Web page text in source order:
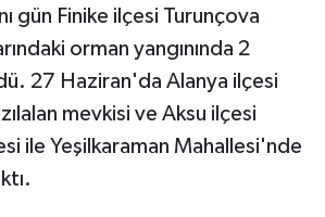
gün Finike ilçesi Turunçova
orman yangınında 2
27 Haziran'da Alanya ilçesi
mevkisi ve Aksu ilçesi
ile Yeşilkaraman Mahallesi'nde